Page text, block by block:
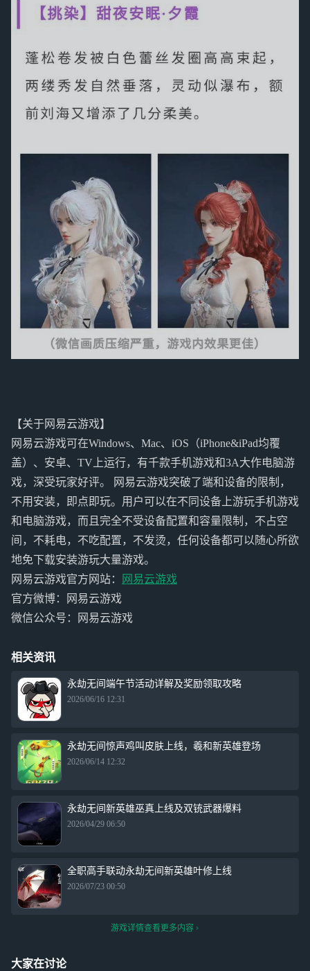
【关于网易云游戏】
网易云游戏可在Windows、Mac、iOS（iPhone&iPad均覆
盖）、安卓、TV上运行，有千款手机游戏和3A大作电脑游
戏，深受玩家好评。 网易云游戏突破了端和设备的限制，
不用安装，即点即玩。用户可以在不同设备上游玩手机游戏
和电脑游戏，而且完全不受设备配置和容量限制，不占空
间，不耗电，不吃配置，不发烫，任何设备都可以随心所欲
地免下载安装游玩大量游戏。
网易云游戏官方网站：
网易云游戏
官方微博：网易云游戏
微信公众号：网易云游戏
相关资讯
永劫无间端午节活动详解及奖励领取攻略
2026/06/16 12:31
永劫无间惊声鸡叫皮肤上线，羲和新英雄登场
2026/06/14 12:32
永劫无间新英雄巫真上线及双铳武器爆料
2026/04/29 06:50
全职高手联动永劫无间新英雄叶修上线
2026/07/23 00:50
游戏详情查看更多内容
大家在讨论